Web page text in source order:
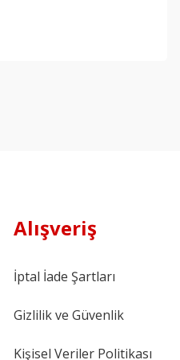
Alışveriş
İptal İade Şartları
Gizlilik ve Güvenlik
Kişisel Veriler Politikası